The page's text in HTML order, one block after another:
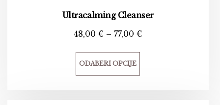
Ultracalming Cleanser
48,00€ – 77,00€
ODABERI OPCIJE